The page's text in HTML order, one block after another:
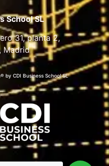
School SL
31, planta 2,
Madrid
by CDI Business School SL